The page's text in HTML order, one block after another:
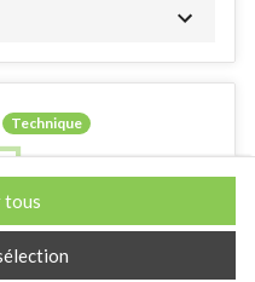
Technique
tous